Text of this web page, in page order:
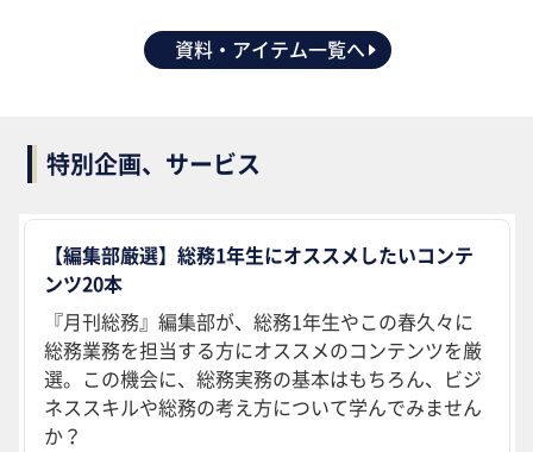
資料・アイテム一覧へ
特別企画、サービス
【編集部厳選】総務1年生にオススメしたいコンテ
ンツ20本
『月刊総務』編集部が、総務1年生やこの春久々に
総務業務を担当する方にオススメのコンテンツを厳
選。この機会に、総務実務の基本はもちろん、ビジ
ネススキルや総務の考え方について学んでみません
か？